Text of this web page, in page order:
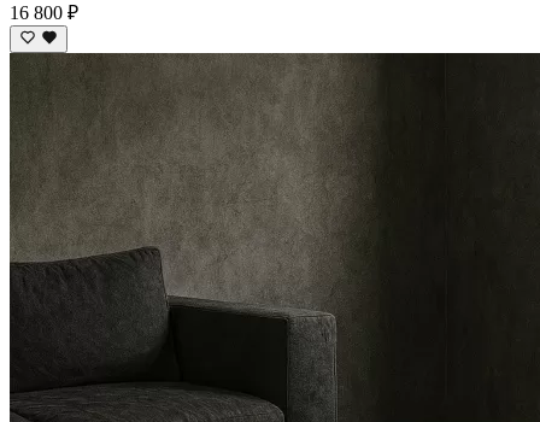
16 800 ₽